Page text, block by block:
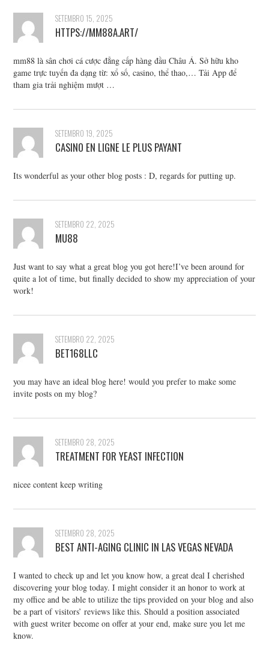
SETEMBRO 15, 2025
HTTPS://MM88A.ART/
mm88 là sân chơi cá cược đẳng cấp hàng đầu Châu Á. Sở hữu kho
game trực tuyến đa dạng từ: xổ số, casino, thể thao,… Tải App để
tham gia trải nghiệm mượt …
SETEMBRO 19, 2025
CASINO EN LIGNE LE PLUS PAYANT
Its wonderful as your other blog posts : D, regards for putting up.
SETEMBRO 22, 2025
MU88
Just want to say what a great blog you got here!I’ve been around for
quite a lot of time, but finally decided to show my appreciation of your
work!
SETEMBRO 22, 2025
BET168LLC
you may have an ideal blog here! would you prefer to make some
invite posts on my blog?
SETEMBRO 28, 2025
TREATMENT FOR YEAST INFECTION
nicee content keep writing
SETEMBRO 28, 2025
BEST ANTI-AGING CLINIC IN LAS VEGAS NEVADA
I wanted to check up and let you know how, a great deal I cherished
discovering your blog today. I might consider it an honor to work at
my office and be able to utilize the tips provided on your blog and also
be a part of visitors’ reviews like this. Should a position associated
with guest writer become on offer at your end, make sure you let me
know.